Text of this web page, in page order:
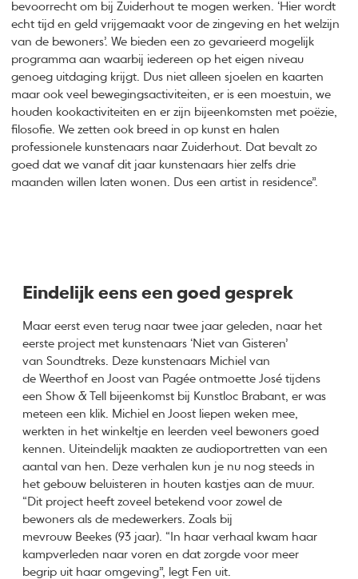
bevoorrecht om bij Zuiderhout te mogen werken. ‘Hier wordt
echt tijd en geld vrijgemaakt voor de zingeving en het welzijn
van de bewoners’. We bieden een zo gevarieerd mogelijk
programma aan waarbij iedereen op het eigen niveau
genoeg uitdaging krijgt. Dus niet alleen sjoelen en kaarten
maar ook veel bewegingsactiviteiten, er is een moestuin, we
houden kookactiviteiten en er zijn bijeenkomsten met poëzie,
filosofie. We zetten ook breed in op kunst en halen
professionele kunstenaars naar Zuiderhout. Dat bevalt zo
goed dat we vanaf dit jaar kunstenaars hier zelfs drie
maanden willen laten wonen. Dus een artist in residence”.
Eindelijk eens een goed gesprek
Maar eerst even terug naar twee jaar geleden, naar het
eerste project met kunstenaars ‘Niet van Gisteren’
van Soundtreks. Deze kunstenaars Michiel van
de Weerthof en Joost van Pagée ontmoette José tijdens
een Show & Tell bijeenkomst bij Kunstloc Brabant, er was
meteen een klik. Michiel en Joost liepen weken mee,
werkten in het winkeltje en leerden veel bewoners goed
kennen. Uiteindelijk maakten ze audioportretten van een
aantal van hen. Deze verhalen kun je nu nog steeds in
het gebouw beluisteren in houten kastjes aan de muur.
“Dit project heeft zoveel betekend voor zowel de
bewoners als de medewerkers. Zoals bij
mevrouw Beekes (93 jaar). “In haar verhaal kwam haar
kampverleden naar voren en dat zorgde voor meer
begrip uit haar omgeving”, legt Fen uit.